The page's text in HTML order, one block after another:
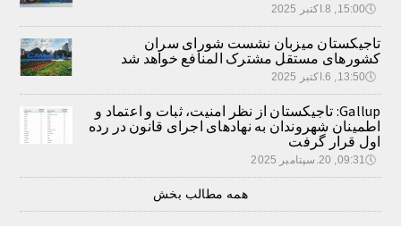
🕔15:00, 8.اکتبر 2025
تاجیکستان میزبان نشست شورای سران
کشورهای مستقل مشترک المنافع خواهد شد
🕔13:50, 6.اکتبر 2025
Gallup: تاجیکستان از نظر امنیت، ثبات و اعتماد و
اطمینان شهروندان به نهادهای اجرای قانون در رده
اول قرار گرفت
🕔09:31, 20.سپتامبر 2025
همه مطالب بخش